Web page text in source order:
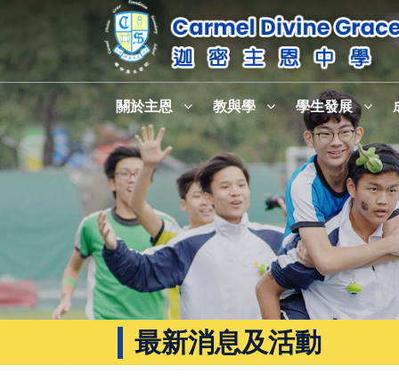
關於主恩 教與學 學生發展
最新消息及活動